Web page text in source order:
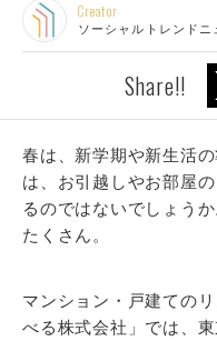
Creator
ソーシャルトレンドニ
Share!!
春は、新学期や新生活
は、お引越しやお部屋
るのではないでしょう
たくさん。
マンション・戸建ての
べる株式会社」では、